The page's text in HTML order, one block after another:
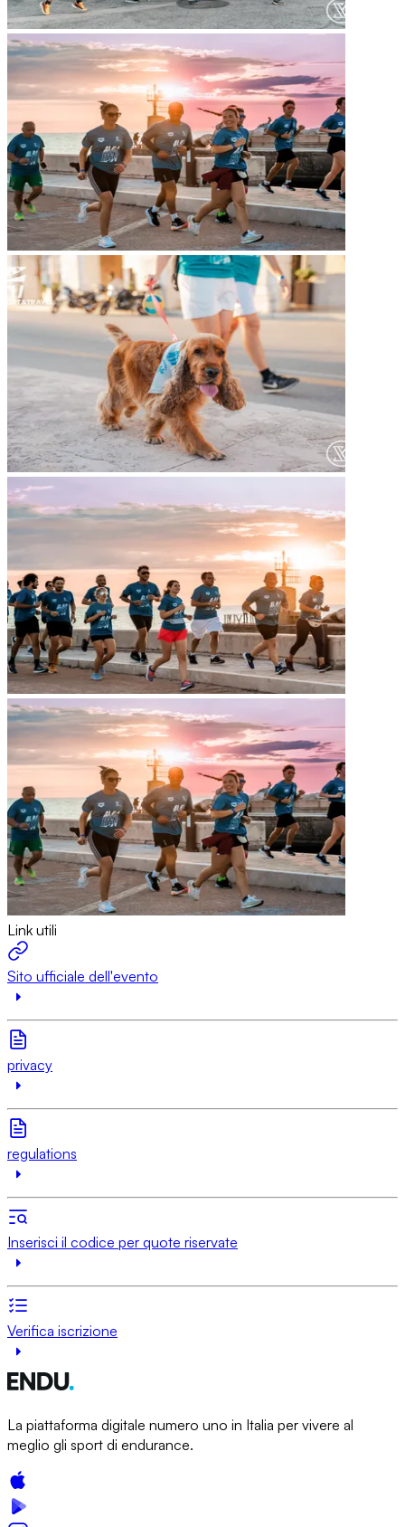
Link utili
Sito ufficiale dell'evento
privacy
regulations
Inserisci il codice per quote riservate
Verifica iscrizione
La piattaforma digitale numero uno in Italia per vivere al
meglio gli sport di endurance.